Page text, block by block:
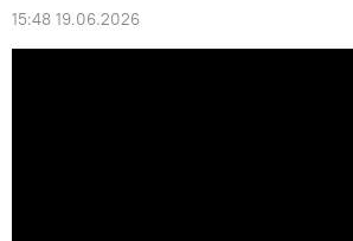
15:48 19.06.2026